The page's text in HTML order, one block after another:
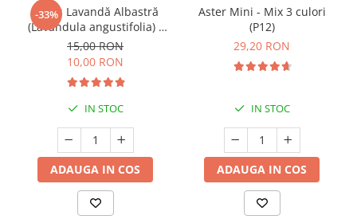
-33%
Butaș Lavandă Albastră
(Lavandula angustifolia) -
Înrădăcinat
15,00 RON
10,00 RON
IN STOC
ADAUGA IN COS
Aster Mini - Mix 3 culori
(P12)
29,20 RON
IN STOC
ADAUGA IN COS